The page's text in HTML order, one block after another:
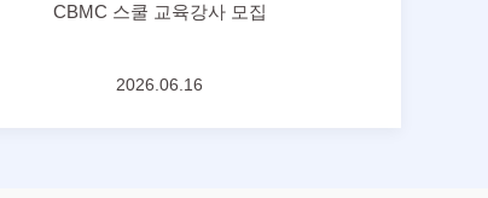
CBMC 스쿨 교육강사 모집
2026.06.16